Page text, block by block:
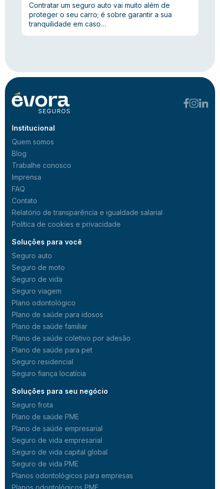
Contratar um seguro auto vai muito além de
proteger o seu carro; é sobre garantir a sua
tranquilidade em caso…
Institucional
Quem somos
Blog
Trabalhe conosco
Imprensa
FAQ
Contato
Relatório de transparência e igualdade salarial
Política de cookies e privacidade
Soluções para você
Seguro auto
Seguro de moto
Seguro de vida
Seguro viagem
Plano odontológico
Plano de saúde para idosos
Plano de saúde familiar
Plano de saúde coletivo por adesão
Plano de saúde para pet
Seguro residencial
Seguro fiança locatícia
Soluções para seu negócio
Seguro frota
Plano de saúde PME
Plano de saúde empresarial
Seguro de vida empresarial
Seguro de vida capital global
Seguro de vida PME
Planos odontológicos para empresas
Planos odontológicos PME